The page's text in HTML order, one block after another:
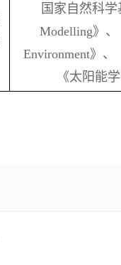
国家自然科
Modelling》
Environment》、
《太阳能